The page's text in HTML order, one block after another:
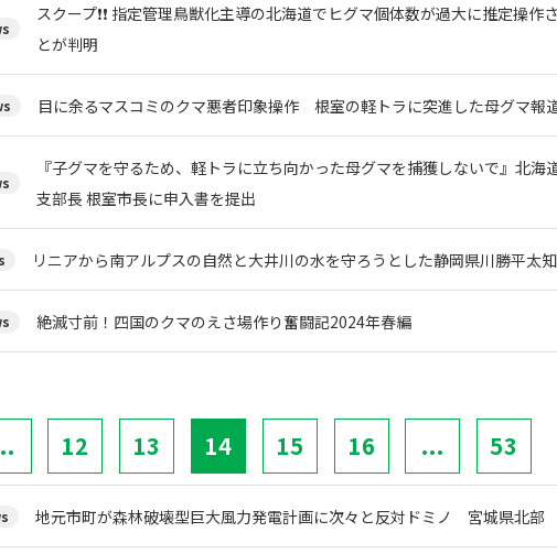
スクープ❗❗ 指定管理鳥獣化主導の北海道でヒグマ個体数が過大に推定操作
とが判明
目に余るマスコミのクマ悪者印象操作 根室の軽トラに突進した母グマ報
『子グマを守るため、軽トラに立ち向かった母グマを捕獲しないで』北海
支部長 根室市長に申入書を提出
リニアから南アルプスの自然と大井川の水を守ろうとした静岡県川勝平太
絶滅寸前！四国のクマのえさ場作り奮闘記2024年春編
12 13 14 15 16 ... 53
地元市町が森林破壊型巨大風力発電計画に次々と反対ドミノ 宮城県北部